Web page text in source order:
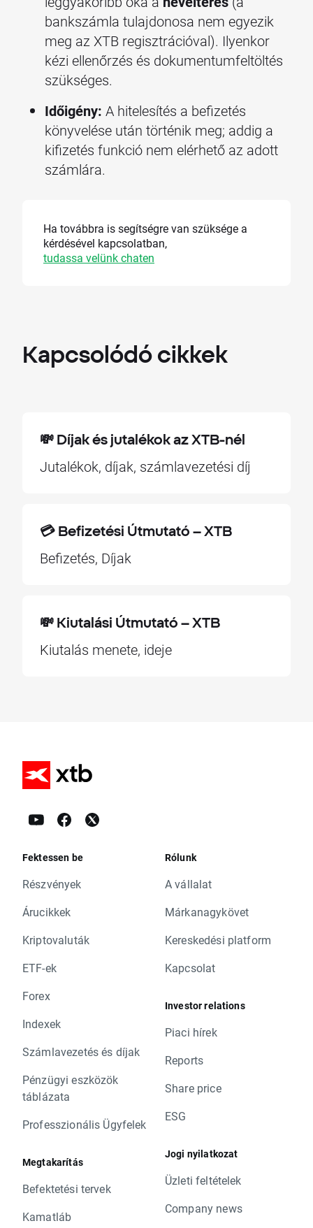
bankszámla tulajdonosa nem egyezik
meg az XTB regisztrációval). Ilyenkor
kézi ellenőrzés és dokumentumfeltöltés
szükséges.
Időigény: A hitelesítés a befizetés
könyvelése után történik meg; addig a
kifizetés funkció nem elérhető az adott
számlára.
Ha továbbra is segítségre van szüksége a
kérdésével kapcsolatban,
tudassa velünk chaten
Kapcsolódó cikkek
💸 Díjak és jutalékok az XTB-nél
Jutalékok, díjak, számlavezetési díj
💳 Befizetési Útmutató – XTB
Befizetés, Díjak
💸 Kiutalási Útmutató – XTB
Kiutalás menete, ideje
Fektessen be
Részvények
Árucikkek
Kriptovaluták
ETF-ek
Forex
Indexek
Számlavezetés és díjak
Pénzügyi eszközök
táblázata
Professzionális Ügyfelek
Megtakarítás
Befektetési tervek
Kamatláb
Rólunk
A vállalat
Márkanagykövet
Kereskedési platform
Kapcsolat
Investor relations
Piaci hírek
Reports
Share price
ESG
Jogi nyilatkozat
Üzleti feltételek
Company news